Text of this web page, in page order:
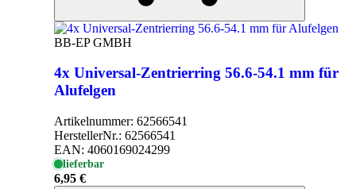
BB-EP GMBH
4x Universal-Zentrierring 56.6-54.1 mm für
Alufelgen
Artikelnummer: 62566541
HerstellerNr.: 62566541
EAN: 4060169024299
lieferbar
6,95 €